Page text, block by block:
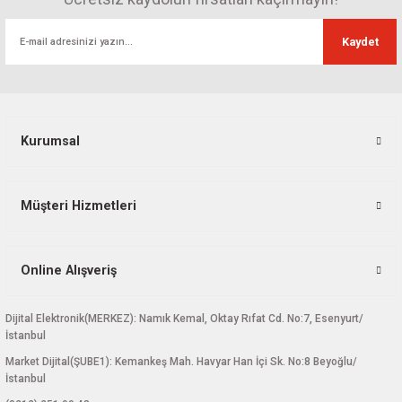
Ürün fiyatı diğer sitelerden daha pahalı.
Bu ürüne benzer farklı alternatifler olmalı.
Kaydet
Kurumsal
Müşteri Hizmetleri
Online Alışveriş
Dijital Elektronik(MERKEZ): Namık Kemal, Oktay Rıfat Cd. No:7, Esenyurt/
İstanbul
Market Dijital(ŞUBE1): Kemankeş Mah. Havyar Han İçi Sk. No:8 Beyoğlu/
İstanbul